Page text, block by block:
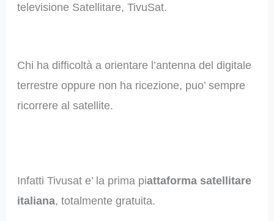
televisione Satellitare, TivuSat.
Chi ha difficoltà a orientare l’antenna del digitale
terrestre oppure non ha ricezione, puo’ sempre
ricorrere al satellite.
Infatti Tivusat e’ la prima piattaforma satellitare
italiana, totalmente gratuita.